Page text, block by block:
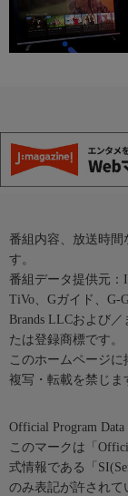
番組内容、放送時間
す。
番組データ提供元：
TiVo、Gガイド、G-
Brands LLCおよび
たは登録商標です。
このホームページ
複写・転載を禁じま
Official Program
このマークは「
式情報である「
のみ表記が許されて